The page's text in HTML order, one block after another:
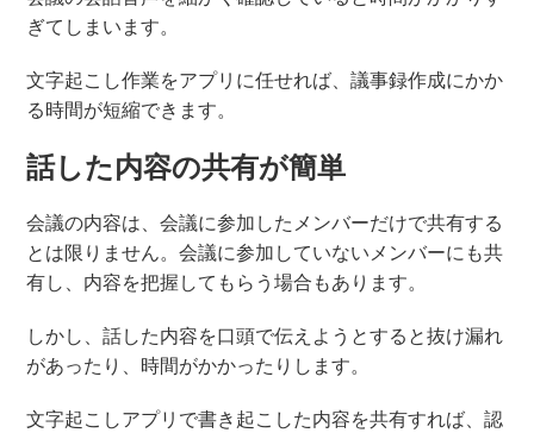
ぎてしまいます。
文字起こし作業をアプリに任せれば、議事録作成にかか
る時間が短縮できます。
話した内容の共有が簡単
会議の内容は、会議に参加したメンバーだけで共有する
とは限りません。会議に参加していないメンバーにも共
有し、内容を把握してもらう場合もあります。
しかし、話した内容を口頭で伝えようとすると抜け漏れ
があったり、時間がかかったりします。
文字起こしアプリで書き起こした内容を共有すれば、認